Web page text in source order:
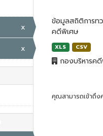
x
x
ข้อมูลสถิติการท
คดีพิเศษ
XLS CSV
กองบริหารค
คุณสามารถเข้าถึง